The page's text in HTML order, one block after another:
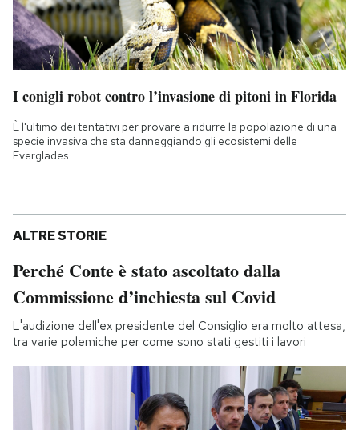
I conigli robot contro l’invasione di pitoni in Florida
È l'ultimo dei tentativi per provare a ridurre la popolazione di una
specie invasiva che sta danneggiando gli ecosistemi delle
Everglades
ALTRE STORIE
Perché Conte è stato ascoltato dalla
Commissione d’inchiesta sul Covid
L'audizione dell'ex presidente del Consiglio era molto attesa,
tra varie polemiche per come sono stati gestiti i lavori